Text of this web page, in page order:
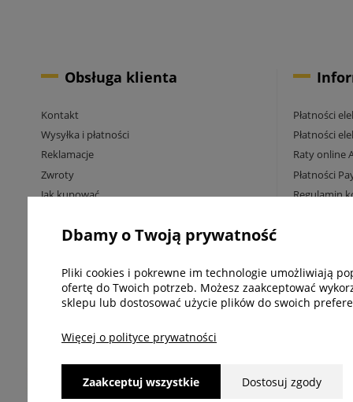
Obsługa klienta
Kontakt
Wysyłka i płatności
Reklamacje
Zwroty
Jak kupować
Polityka prywatności
Ustawienia plików cookie
Harmonogram wysyłek przed Świętami
Płatności
Płatności
Raty online
Płatności
Regulamin
Opinie
Dbamy o Twoją prywatność
Pliki cookies i pokrewne im technologie umożliwiają
ofertę do Twoich potrzeb. Możesz zaakceptować
sklepu lub dostosować użycie plików do swoich
Więcej o polityce prywatności
Dostosuj zgody
Zaakceptuj wszystkie